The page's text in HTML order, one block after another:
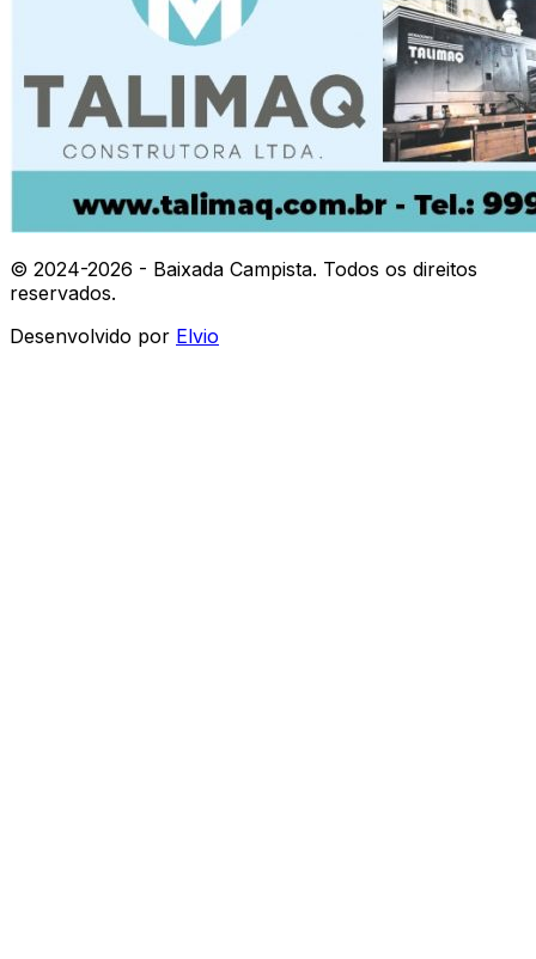
© 2024-2026 - Baixada Campista. Todos os direitos
reservados.
Desenvolvido por Elvio